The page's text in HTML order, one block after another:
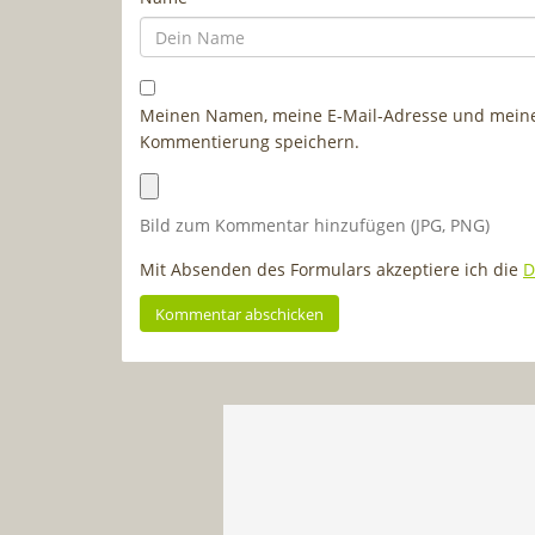
Meinen Namen, meine E-Mail-Adresse und
Kommentierung speichern.
Bild zum Kommentar hinzufügen (JPG, PNG)
Mit Absenden des Formulars akzeptiere ich die